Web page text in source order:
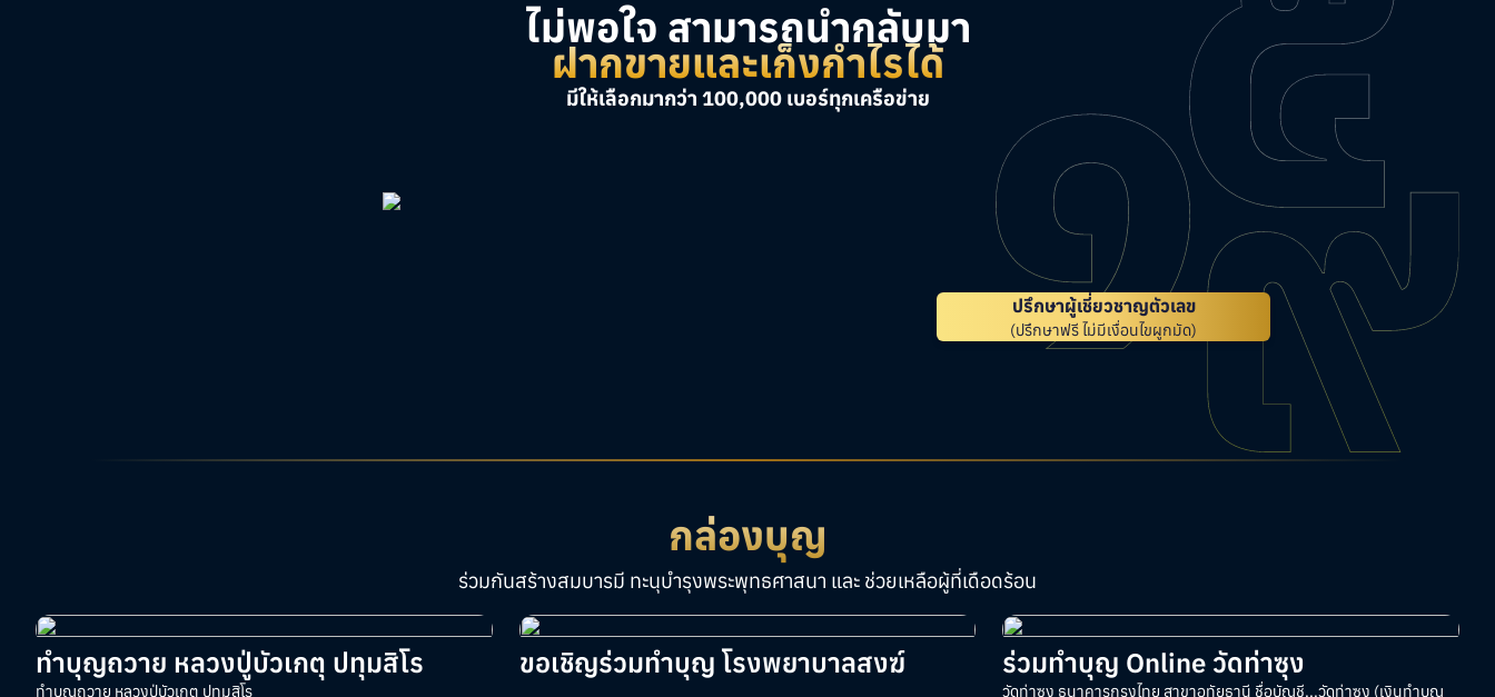
ไม่พอใจ สามารถนำกลับมา
ฝากขายและเก็งกำไรได้
มีให้เลือกมากว่า 100,000 เบอร์ทุกเครือข่าย
ปรึกษาผู้เชี่ยวชาญตัวเลข
(ปรึกษาฟรี ไม่มีเงื่อนไขผูกมัด)
กล่องบุญ
ร่วมกันสร้างสมบารมี ทะนุบำรุงพระพุทธศาสนา และ ช่วยเหลือผู้ที่เดือดร้อน
ทำบุญถวาย หลวงปู่บัวเกตุ ปทุมสิโร
ทำบุญถวาย หลวงปู่บัวเกตุ ปทุมสิโร
ขอเชิญร่วมทำบุญ โรงพยาบาลสงฆ์ ร่วมทำบุญ Online วัดท่าซุง
วัดท่าซุง ธนาคารกรุงไทย สาขาอุทัยธานี ชื่อบัญชี...วัดท่าซุง (เงินทำบุญ